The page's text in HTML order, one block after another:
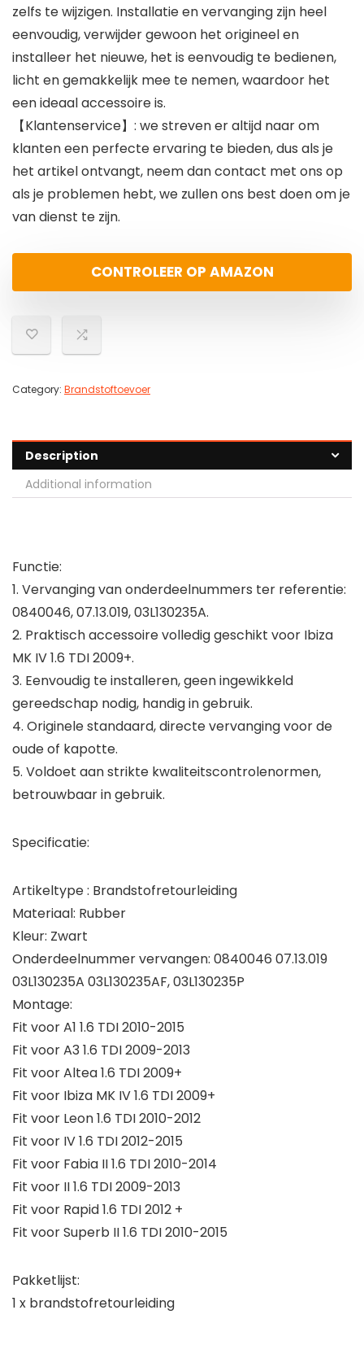
zelfs te wijzigen. Installatie en vervanging zijn heel
eenvoudig, verwijder gewoon het origineel en
installeer het nieuwe, het is eenvoudig te bedienen,
licht en gemakkelijk mee te nemen, waardoor het
een ideaal accessoire is.
【Klantenservice】: we streven er altijd naar om
klanten een perfecte ervaring te bieden, dus als je
het artikel ontvangt, neem dan contact met ons op
als je problemen hebt, we zullen ons best doen om je
van dienst te zijn.
CONTROLEER OP AMAZON
Category: Brandstoftoevoer
Description
Additional information
Functie:
1. Vervanging van onderdeelnummers ter referentie:
0840046, 07.13.019, 03L130235A.
2. Praktisch accessoire volledig geschikt voor Ibiza
MK IV 1.6 TDI 2009+.
3. Eenvoudig te installeren, geen ingewikkeld
gereedschap nodig, handig in gebruik.
4. Originele standaard, directe vervanging voor de
oude of kapotte.
5. Voldoet aan strikte kwaliteitscontrolenormen,
betrouwbaar in gebruik.
Specificatie:
Artikeltype : Brandstofretourleiding
Materiaal: Rubber
Kleur: Zwart
Onderdeelnummer vervangen: 0840046 07.13.019
03L130235A 03L130235AF, 03L130235P
Montage:
Fit voor A1 1.6 TDI 2010-2015
Fit voor A3 1.6 TDI 2009-2013
Fit voor Altea 1.6 TDI 2009+
Fit voor Ibiza MK IV 1.6 TDI 2009+
Fit voor Leon 1.6 TDI 2010-2012
Fit voor IV 1.6 TDI 2012-2015
Fit voor Fabia II 1.6 TDI 2010-2014
Fit voor II 1.6 TDI 2009-2013
Fit voor Rapid 1.6 TDI 2012 +
Fit voor Superb II 1.6 TDI 2010-2015
Pakketlijst:
1 x brandstofretourleiding